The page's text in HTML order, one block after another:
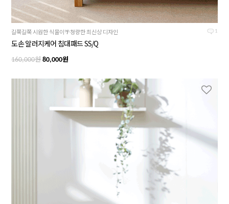
1
길쭉길쭉 시원한 식물이🌴청량한 최신상 디자인
도손 알러지케어 침대패드 SS/Q
160,000원80,000원